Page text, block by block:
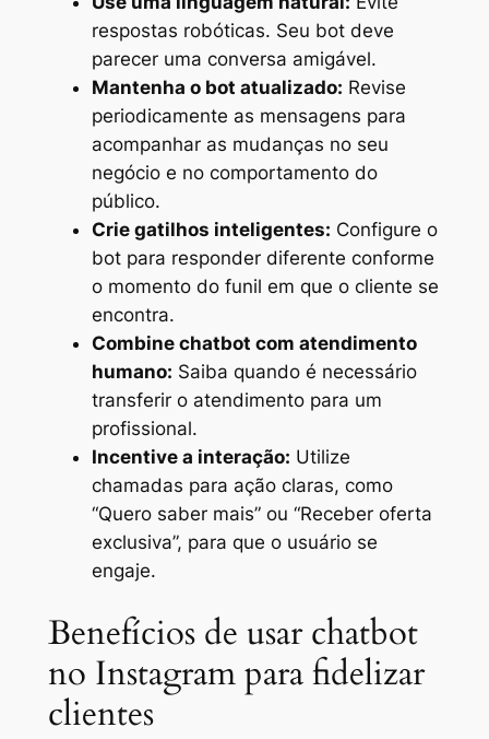
respostas robóticas. Seu bot deve
parecer uma conversa amigável.
Mantenha o bot atualizado: Revise
periodicamente as mensagens para
acompanhar as mudanças no seu
negócio e no comportamento do
público.
Crie gatilhos inteligentes: Configure o
bot para responder diferente conforme
o momento do funil em que o cliente se
encontra.
Combine chatbot com atendimento
humano: Saiba quando é necessário
transferir o atendimento para um
profissional.
Incentive a interação: Utilize
chamadas para ação claras, como
“Quero saber mais” ou “Receber oferta
exclusiva”, para que o usuário se
engaje.
Benefícios de usar chatbot
no Instagram para fidelizar
clientes